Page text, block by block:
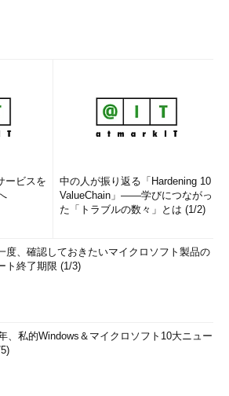
ービスを
中の人が振り返る「Hardening 10
ValueChain」――学びにつながっ
た「トラブルの数々」とは (1/2)
度、確認しておきたいマイクロソフト製品の
ト終了期限 (1/3)
、私的Windows＆マイクロソフト10大ニュー